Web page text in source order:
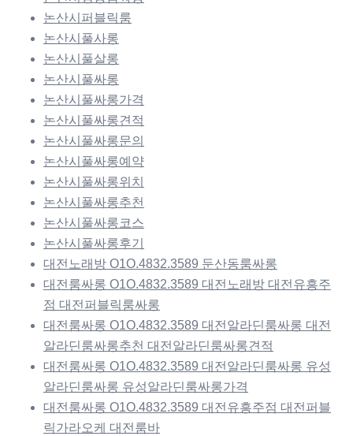
논산시퍼블릭룸
논산시풀사롱
논산시풀살롱
논산시풀싸롱
논산시풀싸롱가격
논산시풀싸롱견적
논산시풀싸롱문의
논산시풀싸롱예약
논산시풀싸롱위치
논산시풀싸롱추천
논산시풀싸롱코스
논산시풀싸롱후기
대전노래방 O1O.4832.3589 둔산동룸싸롱
대전룸싸롱 O1O.4832.3589 대전노래방 대전유흥주
점 대전퍼블릭룸싸롱
대전룸싸롱 O1O.4832.3589 대전알라딘룸싸롱 대전
알라딘룸싸롱추천 대전알라딘룸싸롱견적
대전룸싸롱 O1O.4832.3589 대전알라딘룸싸롱 유성
알라딘룸싸롱 유성알라딘룸싸롱가격
대전룸싸롱 O1O.4832.3589 대전유흥주점 대전퍼블
릭가라오케 대전룸바